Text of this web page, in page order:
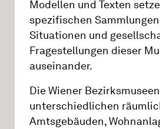
Modellen und Texten
spezifischen
Situationen und
Fragestellungen dieser
auseinander.
Die Wiener
unterschiedlichen
Amtsgebäuden,